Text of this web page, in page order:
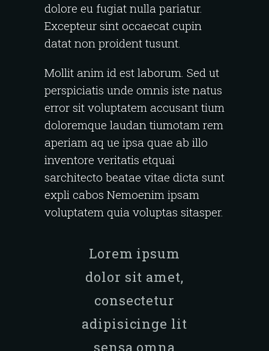
dolore eu fugiat nulla pariatur.
Excepteur sint occaecat cupin
datat non proident tusunt.
Mollit anim id est laborum. Sed ut
perspiciatis unde omnis iste natus
error sit voluptatem accusant tium
doloremque laudan tiumotam rem
aperiam aq ue ipsa quae ab illo
inventore veritatis etquai
sarchitecto beatae vitae dicta sunt
expli cabos Nemoenim ipsam
voluptatem quia voluptas sitasper.
Lorem ipsum
dolor sit amet,
consectetur
adipisicinge lit
sensa omna